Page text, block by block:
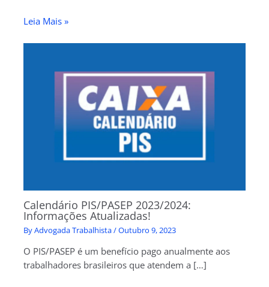
Leia Mais »
Calendário PIS/PASEP 2023/2024:
Informações Atualizadas!
ByAdvogada Trabalhista/Outubro 9, 2023
O PIS/PASEP é um benefício pago anualmente aos
trabalhadores brasileiros que atendem a […]